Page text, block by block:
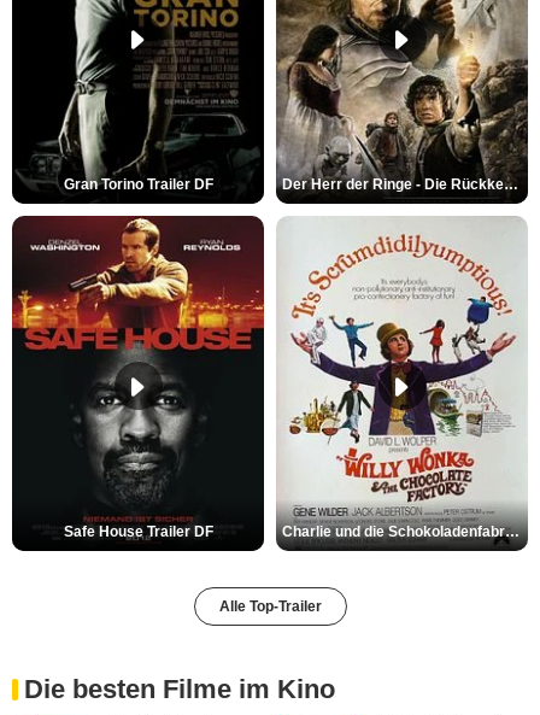
Gran Torino Trailer DF Der Herr der Ringe - Die Rückkehr des Königs Trailer OV
Safe House Trailer DF Charlie und die Schokoladenfabrik Trailer OV
Alle Top-Trailer
Die besten Filme im Kino